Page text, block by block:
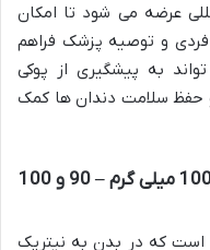
واحد بین المللی عرضه می شود تا امکان
و توصیه پزشک فراهم
به پیشگیری از پوکی
حفظ سلامت دندان ها کمک
۳.۲.۴. ال-آرژنین هلثی وی (500 و 1000 میلی گرم – 90 و 100
است که در بدن به نیتریک